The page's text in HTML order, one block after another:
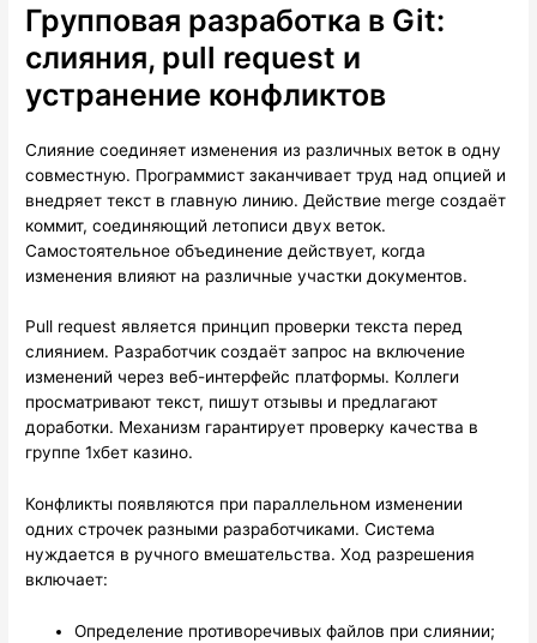
Групповая разработка в Git:
слияния, pull request и
устранение конфликтов
Слияние соединяет изменения из различных веток в одну
совместную. Программист заканчивает труд над опцией и
внедряет текст в главную линию. Действие merge создаёт
коммит, соединяющий летописи двух веток.
Самостоятельное объединение действует, когда
изменения влияют на различные участки документов.
Pull request является принцип проверки текста перед
слиянием. Разработчик создаёт запрос на включение
изменений через веб-интерфейс платформы. Коллеги
просматривают текст, пишут отзывы и предлагают
доработки. Механизм гарантирует проверку качества в
группе 1хбет казино.
Конфликты появляются при параллельном изменении
одних строчек разными разработчиками. Система
нуждается в ручного вмешательства. Ход разрешения
включает:
Определение противоречивых файлов при слиянии;